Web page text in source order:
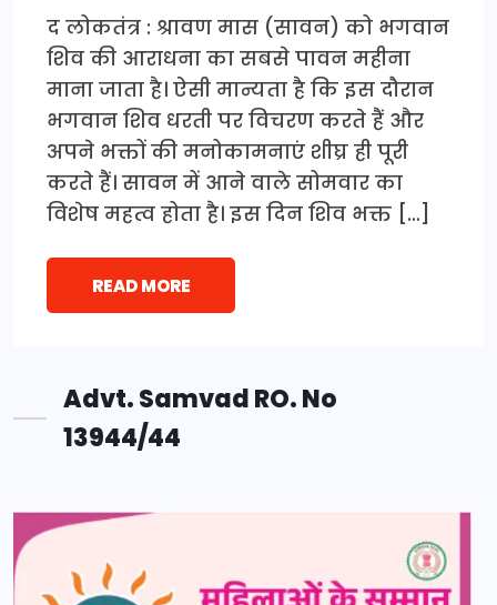
द लोकतंत्र : श्रावण मास (सावन) को भगवान
शिव की आराधना का सबसे पावन महीना
माना जाता है। ऐसी मान्यता है कि इस दौरान
भगवान शिव धरती पर विचरण करते हैं और
अपने भक्तों की मनोकामनाएं शीघ्र ही पूरी
करते हैं। सावन में आने वाले सोमवार का
विशेष महत्व होता है। इस दिन शिव भक्त […]
READ MORE
Advt. Samvad RO. No
13944/44